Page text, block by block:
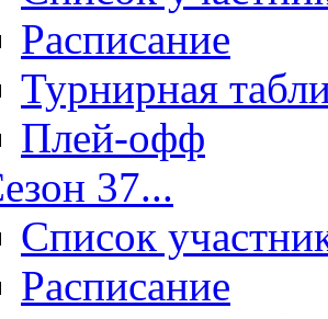
Расписание
Турнирная
Плей-офф
37...
Список
Расписание